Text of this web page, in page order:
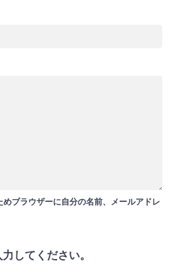
ブラウザーに自分の名前、メールアドレ
してください。